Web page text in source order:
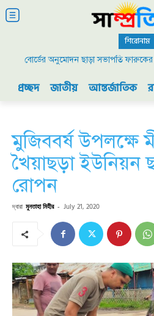
শিরোনাম
বোর্ডের অনুমোদন ছাড়া সভাপতি ফারুকের
প্রচ্ছদ জাতীয় আন্তর্জাতিক
মুজিববর্ষ উপলক্ষে
খৈয়াছড়া ইউনিয়ন
রোপন
দ্বারা মুনতাহা মিহীর - July 21, 2020